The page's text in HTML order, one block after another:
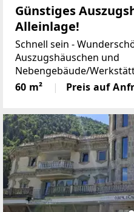
Günstiges
Alleinlage!
Schnell sein -
Auszugshäuschen und
Nebengebäude/
kleine Wohnhaus liegt
und Aussichtslage im
60 m² Preis auf